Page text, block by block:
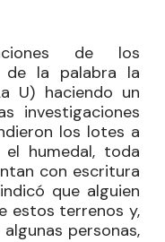
de los
de la palabra la
U) haciendo un
investigaciones
los lotes a
humedal, toda
con escritura
indicó que alguien
estos terrenos y,
personas,